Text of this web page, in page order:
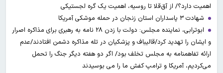
اهمیت دارد؟/ از آق‌قلا تا روسیه، اهمیت یک گره لجستیکی
شهادت ۳ ‌پاسداران استان زنجان در حمله موشکی آمریکا
ابوترابی، نماینده مجلس: دولت با زدن ۲۸ نامه به رهبری برای مذاکره اصرار
و ایشان را تهدید کرد/قالیباف و پزشکیان در تله مذاکره دشمن افتادند/عدم
ارائه تفاهمنامه به مجلس تخلف بود/ اگر دو هفته دیگر جنگ را تحمل
می‌کردیم، آمریکا و ترامپ کفش ما را می بوسیدند